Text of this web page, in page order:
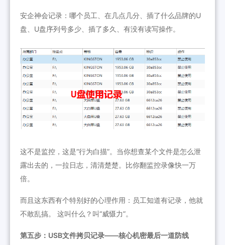
安企神会记录：哪个员工、在几点几分、插了什么品牌的U
盘、U盘序列号多少、插了多久、有没有读写操作。
这不是监控，这是“行为白描”。当你想查某个文件是怎么泄
露出去的，一拉日志，清清楚楚。比你翻监控录像快一万
倍。
而且这东西有个特别好的心理作用：员工知道有记录，他就
不敢乱搞。 这叫什么？叫“威慑力”。
第五步：USB文件拷贝记录——核心机密最后一道防线